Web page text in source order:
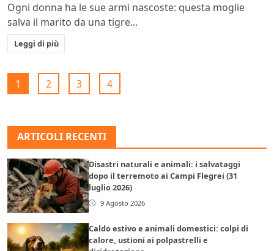
Ogni donna ha le sue armi nascoste: questa moglie
salva il marito da una tigre...
Leggi di più
1 2 3 4
ARTICOLI RECENTI
Disastri naturali e animali: i salvataggi
dopo il terremoto ai Campi Flegrei (31
luglio 2026)
9 Agosto 2026
Caldo estivo e animali domestici: colpi di
calore, ustioni ai polpastrelli e